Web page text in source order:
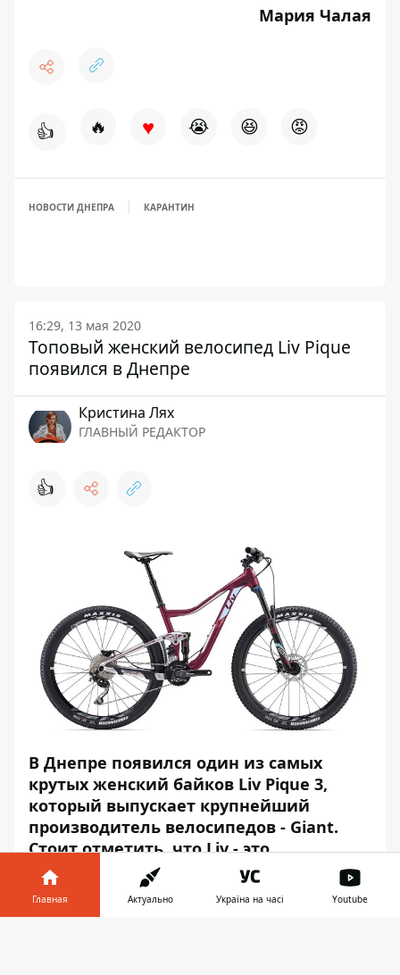
Мария Чалая
👍 🔥 ♥ 😭 😆 😡
НОВОСТИ ДНЕПРА КАРАНТИН
16:29, 13 мая 2020
Топовый женский велосипед Liv Pique
появился в Днепре
Кристина Лях
ГЛАВНЫЙ РЕДАКТОР
👍
В Днепре появился один из самых
крутых женский байков Liv Pique 3,
который выпускает крупнейший
производитель велосипедов - Giant.
Стоит отметить, что Liv - это
единственный в мире бренд
специализирующийся исключительно
на выпуске велосипедов для женщин.
Главная Актуально Україна на часі Youtube